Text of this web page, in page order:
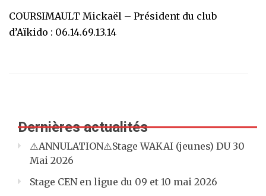
COURSIMAULT Mickaël – Président du club
d’Aïkido : 06.14.69.13.14
Dernières actualités
⚠️ANNULATION⚠️Stage WAKAI (jeunes) DU 30
Mai 2026
Stage CEN en ligue du 09 et 10 mai 2026